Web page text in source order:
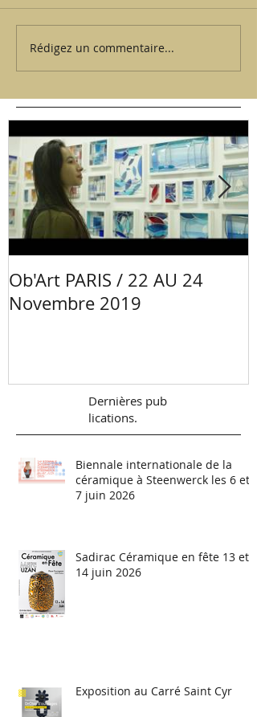
Rédigez un commentaire...
Ob'Art PARIS / 22 AU 24
Novembre 2019
Dernières pub
lications.
Biennale internationale de la
céramique à Steenwerck les 6 et
7 juin 2026
Sadirac Céramique en fête 13 et
14 juin 2026
Exposition au Carré Saint Cyr